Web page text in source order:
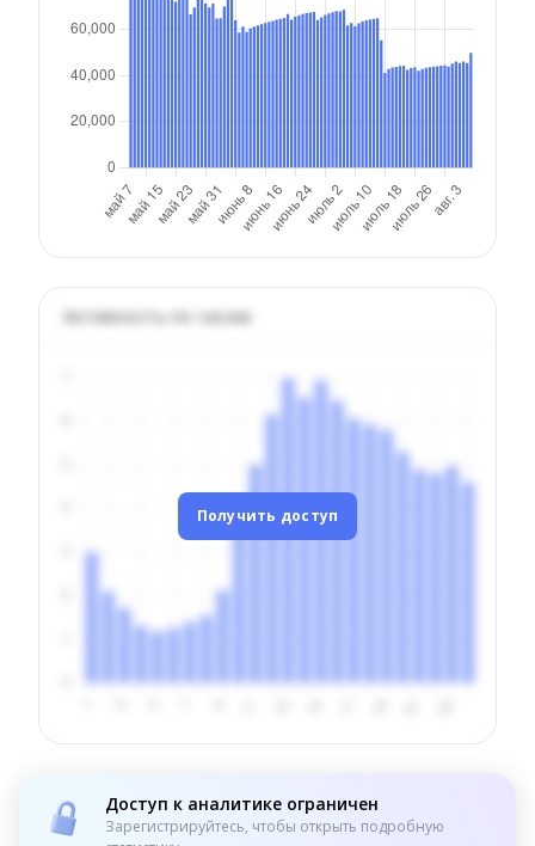
Активность по часам
Получить доступ
Доступ к аналитике ограничен
Зарегистрируйтесь, чтобы открыть подробную